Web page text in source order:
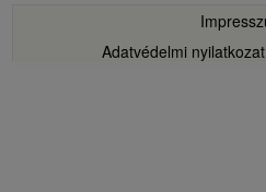
Adatvédelmi nyilatkozat